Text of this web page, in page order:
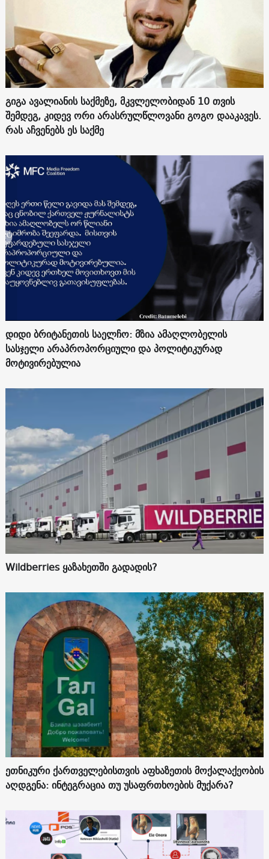
გიგა ავალიანის საქმეზე, მკვლელობიდან 10 თვის
შემდეგ, კიდევ ორი არასრულწლოვანი გოგო დააკავეს.
რას აჩვენებს ეს საქმე
დიდი ბრიტანეთის საელჩო: მზია ამაღლობელის
სასჯელი არაპროპორციული და პოლიტიკურად
მოტივირებულია
Wildberries ყაზახეთში გადადის?
ეთნიკური ქართველებისთვის აფხაზეთის მოქალაქეობის
აღდგენა: ინტეგრაცია თუ უსაფრთხოების მუქარა?